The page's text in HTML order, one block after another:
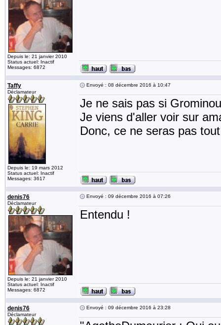
Depuis le: 21 janvier 2010
Status actuel: Inactif
Messages: 6872
Taffy
Déclamateur
Depuis le: 19 mars 2012
Status actuel: Inactif
Messages: 3617
Envoyé : 08 décembre 2016 à 10:47
Je ne sais pas si
Je viens d'aller voir sur
Donc, ce ne seras pas
denis76
Déclamateur
Depuis le: 21 janvier 2010
Status actuel: Inactif
Messages: 6872
Envoyé : 09 décembre 2016 à 07:26
Entendu !
denis76
Déclamateur
Envoyé : 09 décembre 2016 à 23:28